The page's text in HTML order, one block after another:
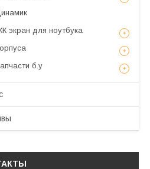
экран для ноутбука
б.у